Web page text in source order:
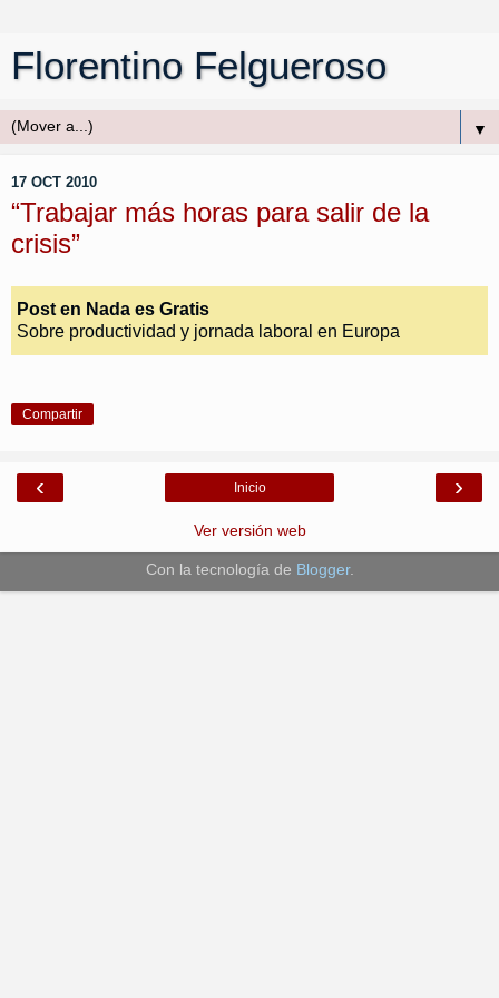
Florentino Felgueroso
▼
17 OCT 2010
“Trabajar más horas para salir de la
crisis”
Post en Nada es Gratis
Sobre productividad y jornada laboral en Europa
Compartir
‹ ›
Inicio
Ver versión web
Con la tecnología de Blogger.